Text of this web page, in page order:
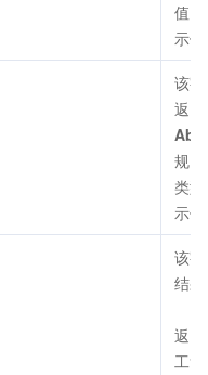
值
示
该
返
规
类
示
该
结
返
工